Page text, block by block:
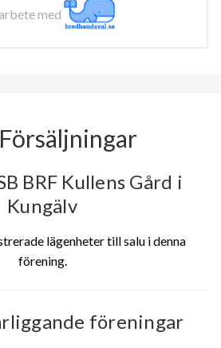
med
Försäljningar
BRF Kullens Gård i
Kungälv
lägenheter till salu i denna
förening.
föreningar